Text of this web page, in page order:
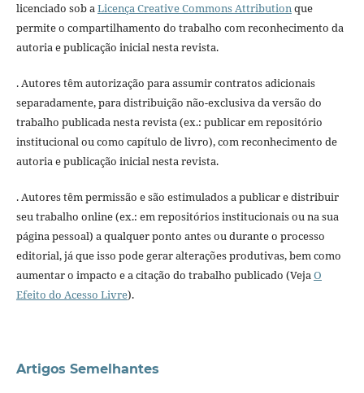
licenciado sob aLicença Creative Commons Attributionque
permite o compartilhamento do trabalho com reconhecimento da
autoria e publicação inicial nesta revista.
. Autores têm autorização para assumir contratos adicionais
separadamente, para distribuição não-exclusiva da versão do
trabalho publicada nesta revista (ex.: publicar em repositório
institucional ou como capítulo de livro), com reconhecimento de
autoria e publicação inicial nesta revista.
. Autores têm permissão e são estimulados a publicar e distribuir
seu trabalho online (ex.: em repositórios institucionais ou na sua
página pessoal) a qualquer ponto antes ou durante o processo
editorial, já que isso pode gerar alterações produtivas, bem como
aumentar o impacto e a citação do trabalho publicado (VejaO
Efeito do Acesso Livre).
Artigos Semelhantes